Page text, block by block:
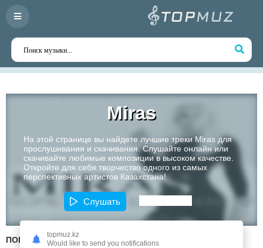
Miras
На этой странице вы найдете лучшие треки Miras для
прослушивания и скачивания. Слушайте онлайн или
скачивайте любимые композиции в высоком качестве.
Откройте для себя творчество одного из самых
перспективных артистов Казахстана!
Слушать
ПОПУЛЯРНЫЕ ПО ДАТЕ ПО АЛФАВИТУ
topmuz.kz
Would like to send you notifications